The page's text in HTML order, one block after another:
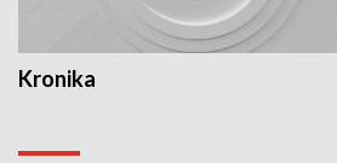
Kronika